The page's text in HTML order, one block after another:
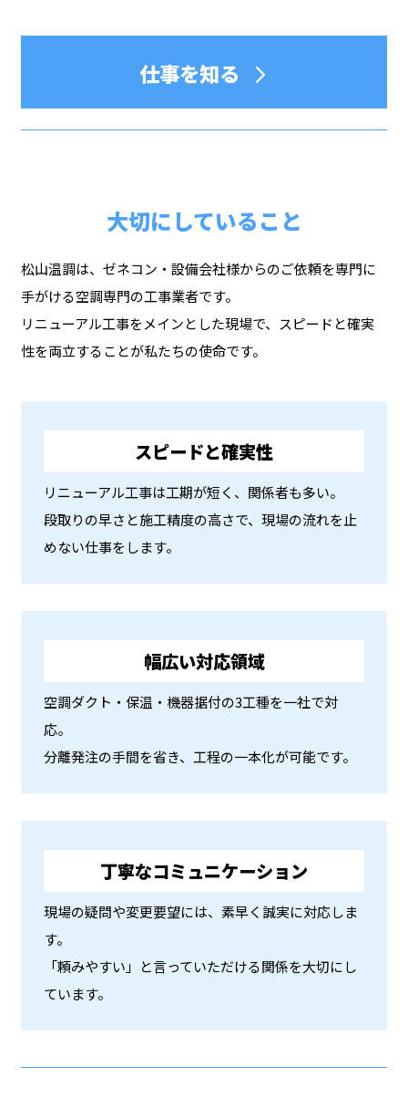
仕事を知る
大切にしていること
松山温調は、ゼネコン・設備会社様からのご依頼を専門に
手がける空調専門の工事業者です。
リニューアル工事をメインとした現場で、スピードと確実
性を両立することが私たちの使命です。
スピードと確実性
リニューアル工事は工期が短く、関係者も多い。
段取りの早さと施工精度の高さで、現場の流れを止
めない仕事をします。
幅広い対応領域
空調ダクト・保温・機器据付の3工種を一社で対
応。
分離発注の手間を省き、工程の一本化が可能です。
丁寧なコミュニケーション
現場の疑問や変更要望には、素早く誠実に対応しま
す。
「頼みやすい」と言っていただける関係を大切にし
ています。